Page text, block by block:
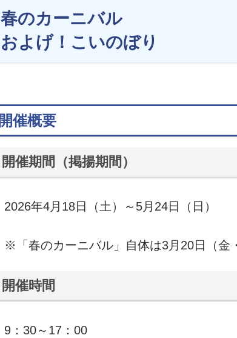
春のカーニバル
およげ！こいのぼり
開催概要
開催期間（掲揚期間）
2026年4月18日（土）～5月24日（日）
※「春のカーニバル」自体は3月20日（金
開催時間
9：30～17：00